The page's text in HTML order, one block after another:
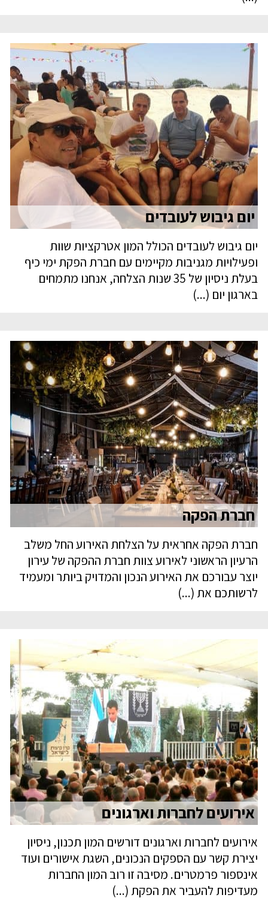
יום גיבוש לעובדים
יום גיבוש לעובדים הכולל המון אטרקציות שוות
ופעילויות מגניבות מקיימים עם חברת הפקת ימי כיף
בעלת ניסיון של 35 שנות הצלחה, אנחנו מתמחים
בארגון יום (...)
חברת הפקה
חברת הפקה אחראית על הצלחת האירוע החל משלב
הרעיון הראשוני לאירוע צוות חברת ההפקה של עירון
יוצר עבורכם את האירוע הנכון והמדויק ביותר ומעמיד
לרשותכם את (...)
אירועים לחברות וארגונים
אירועים לחברות וארגונים דורשים המון תכנון, ניסיון
יצירת קשר עם הספקים הנכונים, השגת אישורים ועוד
אינספור פרמטרים. מסיבה זו רוב המון החברות
מעדיפות להעביר את הפקת (...)